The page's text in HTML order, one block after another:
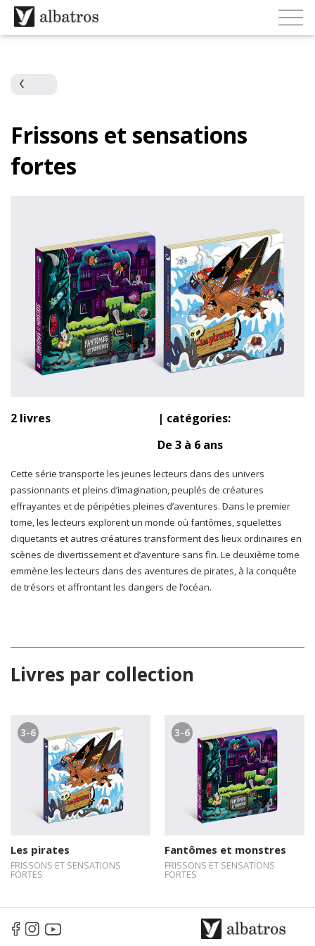
Frissons et sensations
fortes
2 livres
| catégories:
De 3 à 6 ans
Cette série transporte les jeunes lecteurs dans des univers
passionnants et pleins d’imagination, peuplés de créatures
effrayantes et de péripéties pleines d’aventures. Dans le premier
tome, les lecteurs explorent un monde où fantômes, squelettes
cliquetants et autres créatures transforment des lieux ordinaires en
scènes de divertissement et d’aventure sans fin. Le deuxième tome
emmène les lecteurs dans des aventures de pirates, à la conquête
de trésors et affrontant les dangers de l’océan.
Livres par collection
3-6
Les pirates
FRISSONS ET SENSATIONS
FORTES
3-6
Fantômes et monstres
FRISSONS ET SENSATIONS
FORTES